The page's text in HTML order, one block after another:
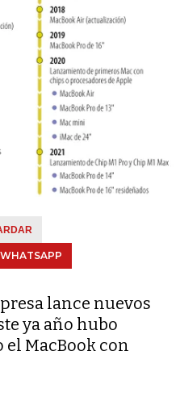
lance nuevos
ya año hubo
MacBook con